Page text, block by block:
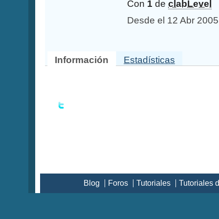
Con 1 de clabLevel
Desde el 12 Abr 2005
Información Estadísticas
Blog Foros Tutoriales Tutoriales